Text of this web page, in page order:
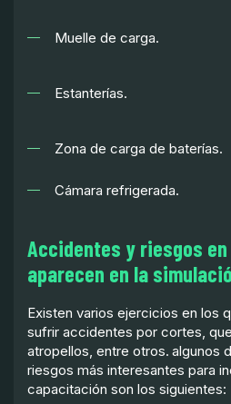
Muelle de carga.
Estanterías.
Zona de carga de baterías.
Cámara refrigerada.
Accidentes y riesgos
aparecen en la
Existen varios ejercicios en los
sufrir accidentes por cortes,
atropellos, entre otros. algunos
riesgos más interesantes para
capacitación son los siguientes: